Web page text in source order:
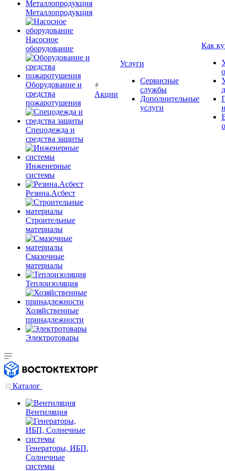
Металлопродукция
Насосное
оборудование
Оборудование и
средства
пожаротушения
Спецодежда и
средства защиты
Инженерные
системы
Резина.Асбест
Строительные
материалы
Смазочные
материалы
Теплоизоляция
Хозяйственные
принадлежности
Электротовары
Акции
Услуги
Сервисные
службы
Дополнительные
услуги
Как
Каталог
Вентиляция
Генераторы, ИБП,
Солнечные
системы